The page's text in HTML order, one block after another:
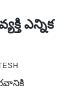
ఎన్నిక